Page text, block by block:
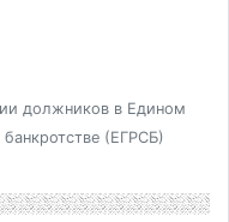
должников в Едином
(ЕГРСБ)